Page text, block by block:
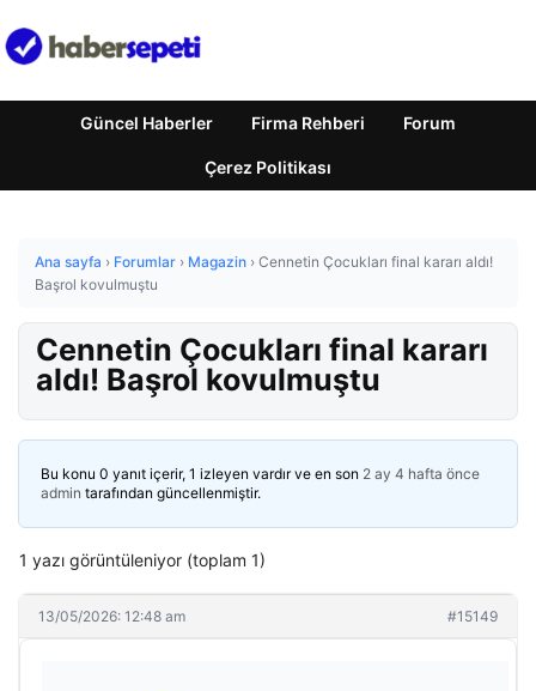
Güncel Haberler Firma Rehberi Forum
Çerez Politikası
Ana sayfa › Forumlar › Magazin › Cennetin Çocukları final kararı aldı!
Başrol kovulmuştu
Cennetin Çocukları final kararı
aldı! Başrol kovulmuştu
Bu konu 0 yanıt içerir, 1 izleyen vardır ve en son 2 ay 4 hafta önce
admin tarafından güncellenmiştir.
1 yazı görüntüleniyor (toplam 1)
13/05/2026: 12:48 am #15149